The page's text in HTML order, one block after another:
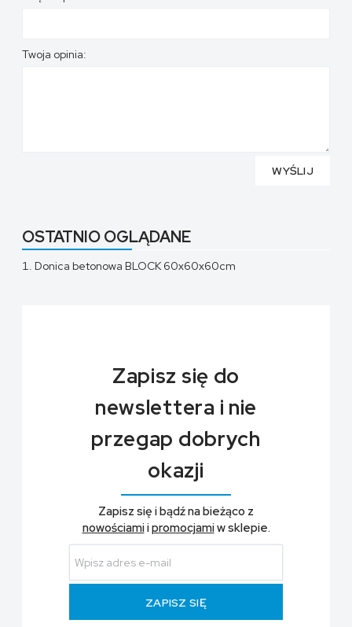
Twoja opinia:
WYŚLIJ
OSTATNIO OGLĄDANE
Donica betonowa BLOCK 60x60x60cm
Zapisz się do
newslettera i nie
przegap dobrych
okazji
Zapisz się i bądź na bieżąco z
nowościamiipromocjamiw sklepie.
ZAPISZ SIĘ